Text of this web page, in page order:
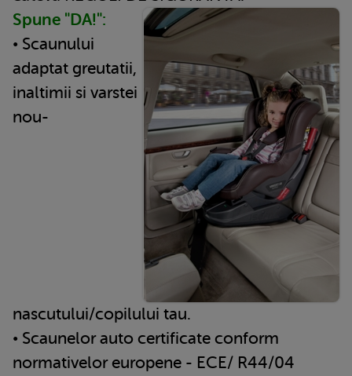
Spune "DA!":
• Scaunului
adaptat greutatii,
inaltimii si varstei
nou-
nascutului/copilului tau.
• Scaunelor auto certificate conform
normativelor europene - ECE/ R44/04